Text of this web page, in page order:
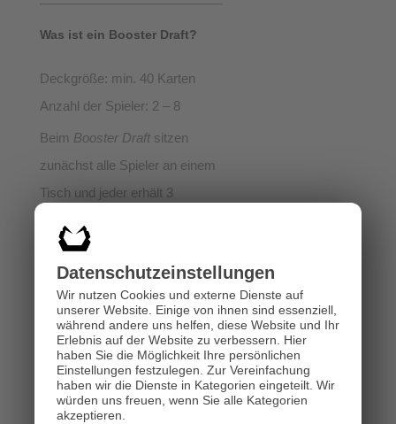
Datenschutz­einstellungen
Wir nutzen Cookies und externe Dienste auf
unserer Website. Einige von ihnen sind essenziell,
während andere uns helfen, diese Website und Ihr
Erlebnis auf der Website zu verbessern. Hier
haben Sie die Möglichkeit Ihre persönlichen
Einstellungen festzulegen. Zur Vereinfachung
haben wir die Dienste in Kategorien eingeteilt. Wir
würden uns freuen, wenn Sie alle Kategorien
akzeptieren.
Was ist ein Booster Draft?
Deckgröße: min. 40 Karten
Anzahl der Spieler: 2 – 8
Beim Booster Draft sitzen
zunächst alle Spieler an einem
Tisch und jeder erhält 3
(= jeder Spieler öffnet sein
Booster, wählt eine Karte aus
und gibt die restlichen Karten
weiter). Nach dem Draft hat
jeder Spieler 45 Karten, aus
denen ein 40-Karten-Deck
gebaut wird. Es dürfen beliebig